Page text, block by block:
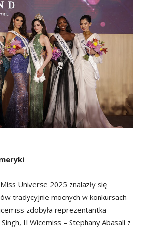
Universe 2025 znalazły się
tradycyjnie mocnych w konkursach
zdobyła reprezentantka
II Wicemiss – Stephany Abasali z